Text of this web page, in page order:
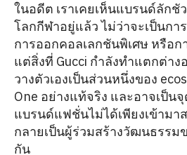
ในอดีต เราเคยเห็นแบรนด์ลักชั
โลกกีฬาอยู่แล้ว ไม่ว่าจะเป็นก
การออกคอลเลกชันพิเศษ หรือ
แต่สิ่งที่ Gucci กำลังทำแตกต่าง
วางตัวเองเป็นส่วนหนึ่งของ
One อย่างแท้จริง และอาจเป็น
แบรนด์แฟชั่นไม่ได้เพียงเข้าม
กลายเป็นผู้ร่วมสร้างวัฒนธรรม
กัน